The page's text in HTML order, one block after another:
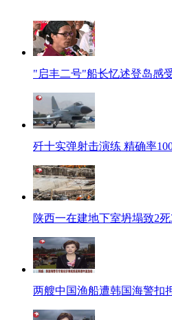
"启丰二号"船长忆述登岛感
歼十实弹射击演练 精确率
陕西一在建地下室坍塌致2死
两艘中国渔船遭韩国海警扣